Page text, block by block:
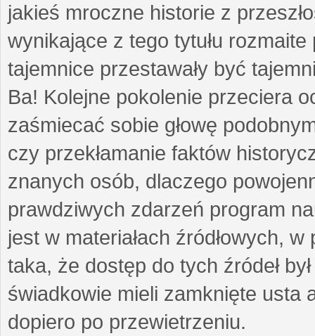
jakieś mroczne historie z
wynikające z tego tytułu
tajemnice przestawały być
Ba! Kolejne pokolenie przeciera
zaśmiecać sobie głowę
czy przekłamanie faktów
znanych osób, dlaczego
prawdziwych zdarzeń program
jest w materiałach źródłowych,
taka, że dostęp do tych źródeł
świadkowie mieli zamknięte usta
dopiero po przewietrzeniu.